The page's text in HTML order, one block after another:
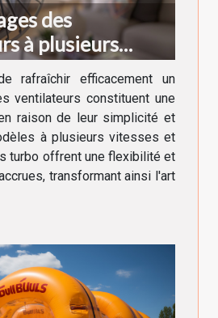
des
à plusieurs
fonctions turbo
rafraîchir efficacement un
ventilateurs constituent une
raison de leur simplicité et
à plusieurs vitesses et
turbo offrent une flexibilité et
transformant ainsi l'art